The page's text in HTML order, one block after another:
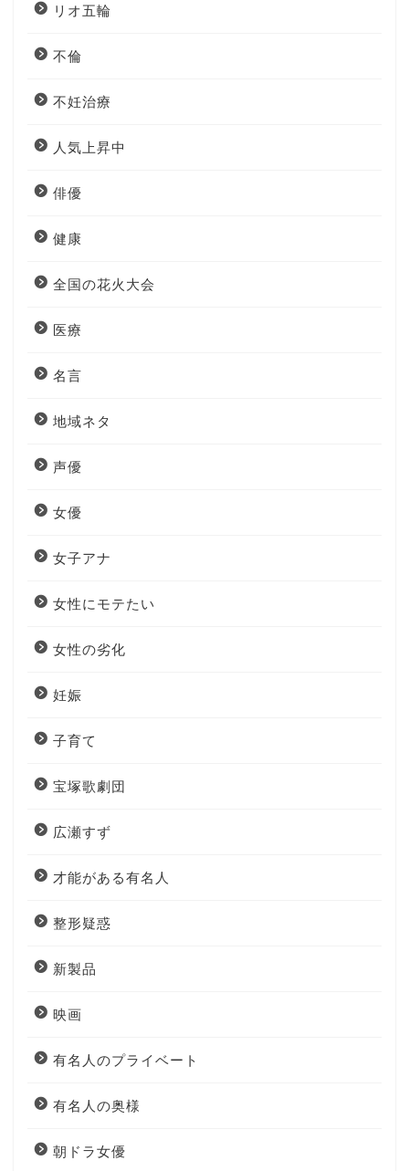
リオ五輪
不倫
不妊治療
人気上昇中
俳優
健康
全国の花火大会
医療
名言
地域ネタ
声優
女優
女子アナ
女性にモテたい
女性の劣化
妊娠
子育て
宝塚歌劇団
広瀬すず
才能がある有名人
整形疑惑
新製品
映画
有名人のプライベート
有名人の奥様
朝ドラ女優